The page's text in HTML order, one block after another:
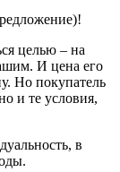
целью – на
И цена его
Но покупатель
и те условия,
в